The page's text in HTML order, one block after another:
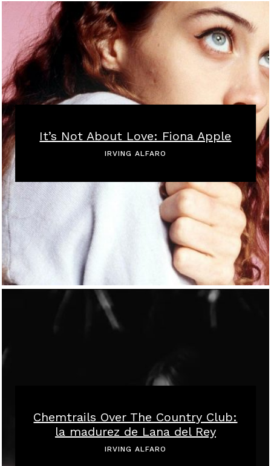
It’s Not About Love: Fiona Apple
IRVING ALFARO
Chemtrails Over The Country Club:
la madurez de Lana del Rey
IRVING ALFARO